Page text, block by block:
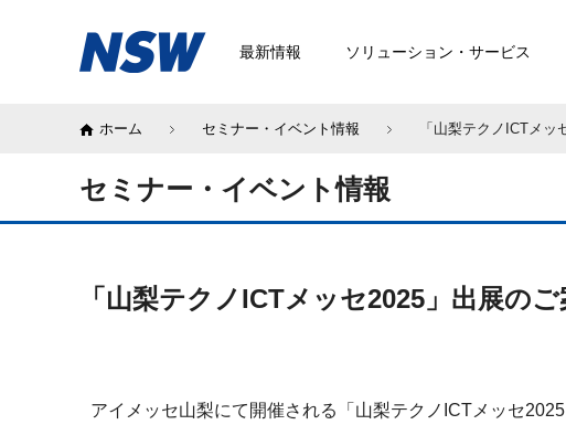
最新情報 ソリューション・サービス
ホーム セミナー・イベント情報 「山梨テクノICTメッ
セミナー・イベント情報
「山梨テクノICTメッセ2025」出展のご
アイメッセ山梨にて開催される「山梨テクノICTメッセ